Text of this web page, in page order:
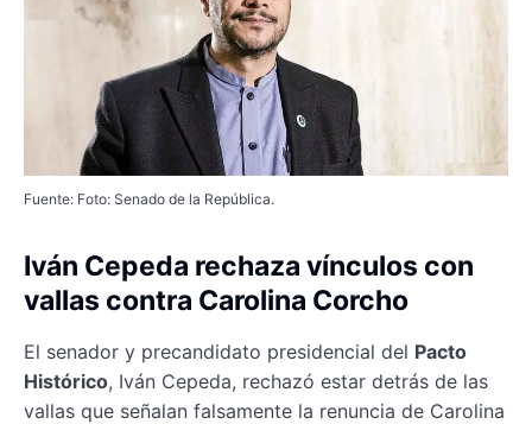
Fuente: Foto: Senado de la República.
Iván Cepeda rechaza vínculos con
vallas contra Carolina Corcho
El senador y precandidato presidencial del Pacto
Histórico, Iván Cepeda, rechazó estar detrás de las
vallas que señalan falsamente la renuncia de Carolina